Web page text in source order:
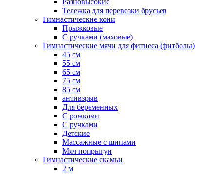
Разновысокие
Тележка для перевозки брусьев
Гимнастические кони
Прыжковые
С ручками (маховые)
Гимнастические мячи для фитнеса (фитболы)
45 см
55 см
65 см
75 см
85 см
антивзрыв
Для беременных
С рожками
С ручками
Детские
Массажные с шипами
Мяч попрыгун
Гимнастические скамьи
2 м